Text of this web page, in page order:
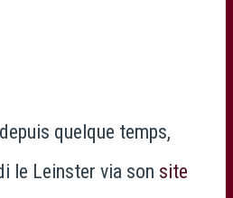
quelque temps,
le Leinster via son site